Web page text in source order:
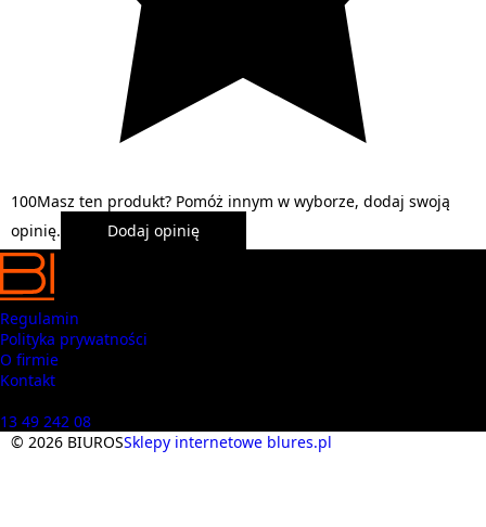
100Masz ten produkt? Pomóż innym w wyborze, dodaj swoją
opinię.
Dodaj opinię
Regulamin
Polityka prywatności
O firmie
Kontakt
13 49 242 08
© 2026 BIUROSSklepy internetowe blures.pl